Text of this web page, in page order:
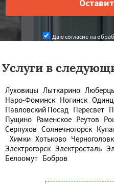
Даю согласие на
Услуги в
Луховицы Лыткарино
Наро-Фоминск Ногинск
Павловский Посад Пересвет
Пущино Раменское Реутов
Серпухов Солнечногорск
Химки Хотьково
Электрогорск Электросталь
Белоомут Бобров